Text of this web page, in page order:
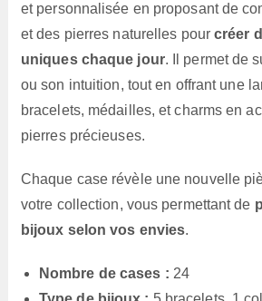
et personnalisée en proposant de
et des pierres naturelles pourcréer
uniques chaque jour. Il permet de
ou son intuition, tout en offrant une
bracelets, médailles, et charms en
pierres précieuses.
Chaque case révèle une nouvelle
votre collection, vous permettant de
bijoux selon vos envies.
Nombre de cases : 24